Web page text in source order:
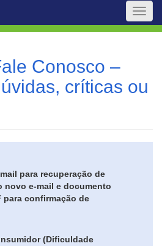
Toggle
Conosco –
críticas ou
para recuperação de
novo e-mail e documento
para confirmação de
(Dificuldade